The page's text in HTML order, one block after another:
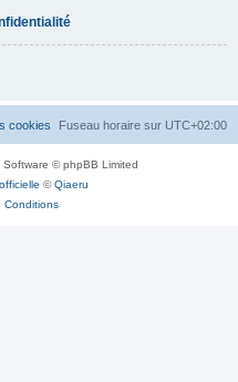
Fuseau horaire sur UTC+02:00
cookies
Software © phpBB Limited
©Qiaeru
Conditions